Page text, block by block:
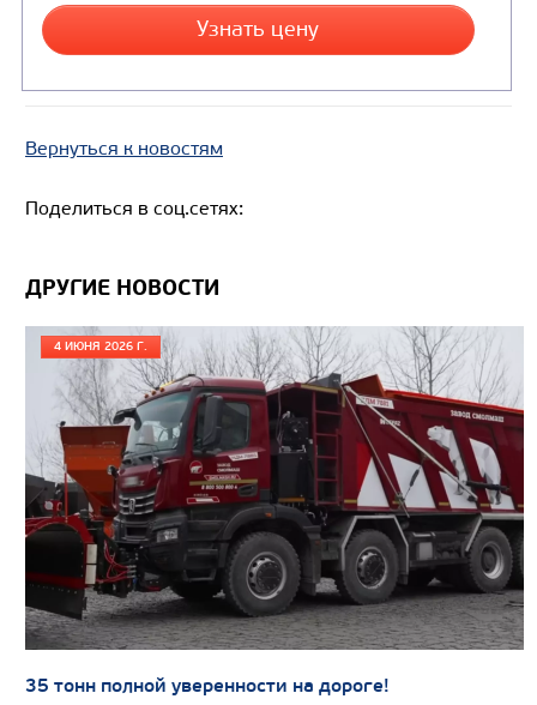
Производитель
Экологический класс
Грузоподъемность, кг
Вместимость кузова, м3
Направление разгрузки
Колесная формула
Узнать цену
САМОСВАЛ КАМАЗ-65802
Вернуться к новостям
Поделиться в соц.сетях:
ДРУГИЕ НОВОСТИ
4 ИЮНЯ 2026 Г.
35 тонн полной уверенности на дороге!